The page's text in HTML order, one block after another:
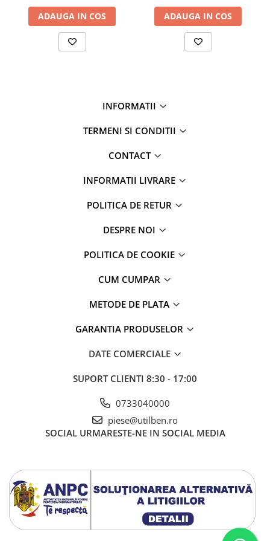
ADAUGA IN COS ADAUGA IN COS
INFORMATII
TERMENI SI CONDITII
CONTACT
INFORMATII LIVRARE
POLITICA DE RETUR
DESPRE NOI
POLITICA DE COOKIE
CUM CUMPAR
METODE DE PLATA
GARANTIA PRODUSELOR
DATE COMERCIALE
SUPORT CLIENTI 8:30 - 17:00
0733040000
piese@utilben.ro
SOCIAL URMARESTE-NE IN SOCIAL MEDIA